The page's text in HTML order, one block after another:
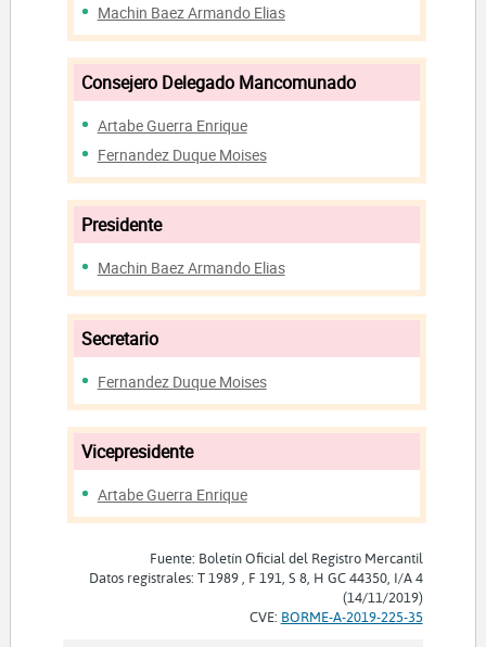
Machin Baez Armando Elias
Consejero Delegado Mancomunado
Artabe Guerra Enrique
Fernandez Duque Moises
Presidente
Machin Baez Armando Elias
Secretario
Fernandez Duque Moises
Vicepresidente
Artabe Guerra Enrique
Fuente: Boletín Oficial del Registro Mercantil
Datos registrales: T 1989 , F 191, S 8, H GC 44350, I/A 4
(14/11/2019)
CVE: BORME-A-2019-225-35